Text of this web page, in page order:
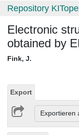
Repository
Electronic
obtained by
Fink, J.
Export